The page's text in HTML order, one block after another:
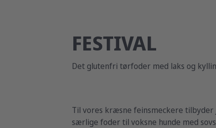
FESTIVAL
Det glutenfri tørfoder med laks og
Til vores kræsne feinsmeckere tilbyder
særlige foder til voksne hunde med